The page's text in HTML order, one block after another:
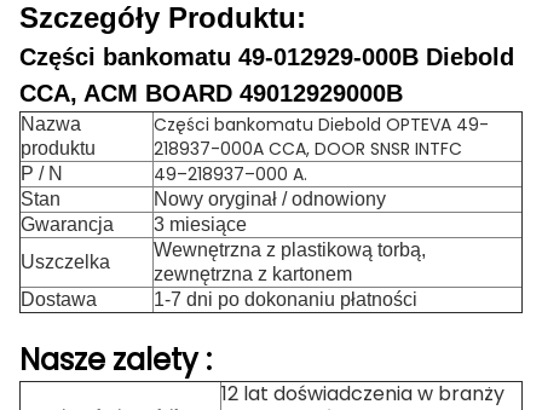
Szczegóły Produktu:
Części bankomatu 49-012929-000B Diebold
CCA, ACM BOARD 49012929000B
Nazwa
produktu
Części bankomatu Diebold OPTEVA 49-
218937-000A CCA, DOOR SNSR INTFC
P / N 49–218937–000 A.
Stan
Nowy oryginał / odnowiony
Gwarancja
3 miesiące
Uszczelka
Wewnętrzna z plastikową torbą,
zewnętrzna z kartonem
Dostawa
1-7 dni po dokonaniu płatności
Nasze zalety :
12 lat doświadczenia w branży